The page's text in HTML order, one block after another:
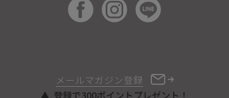
メールマガジン登録
登録で300ポイントプレゼント！